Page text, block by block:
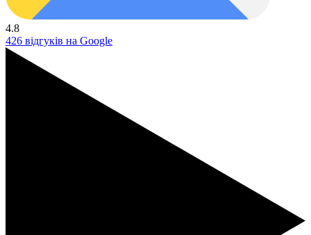
4.8
426 відгуків на Google